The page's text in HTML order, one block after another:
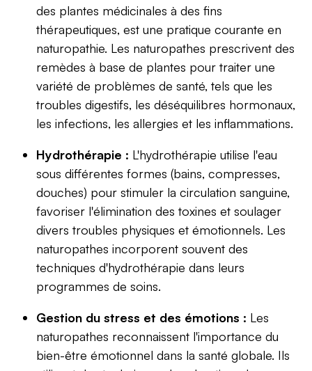
des plantes médicinales à des fins
thérapeutiques, est une pratique courante en
naturopathie. Les naturopathes prescrivent des
remèdes à base de plantes pour traiter une
variété de problèmes de santé, tels que les
troubles digestifs, les déséquilibres hormonaux,
les infections, les allergies et les inflammations.
Hydrothérapie : L'hydrothérapie utilise l'eau
sous différentes formes (bains, compresses,
douches) pour stimuler la circulation sanguine,
favoriser l'élimination des toxines et soulager
divers troubles physiques et émotionnels. Les
naturopathes incorporent souvent des
techniques d'hydrothérapie dans leurs
programmes de soins.
Gestion du stress et des émotions : Les
naturopathes reconnaissent l'importance du
bien-être émotionnel dans la santé globale. Ils